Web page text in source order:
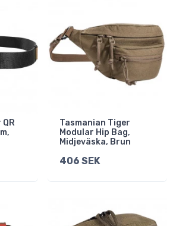
Tasmanian Tiger
Modular Hip Bag,
Midjeväska, Brun
406 SEK